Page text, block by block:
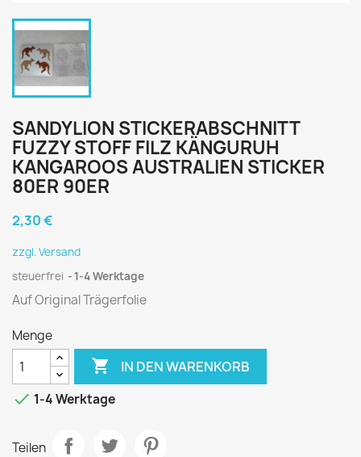
SANDYLION STICKERABSCHNITT
FUZZY STOFF FILZ KÄNGURUH
KANGAROOS AUSTRALIEN STICKER
80ER 90ER
2,30 €
zzgl. Versand
steuerfrei
1-4 Werktage
Auf Original Trägerfolie
Menge
 IN DEN WARENKORB
 1-4 Werktage
Teilen